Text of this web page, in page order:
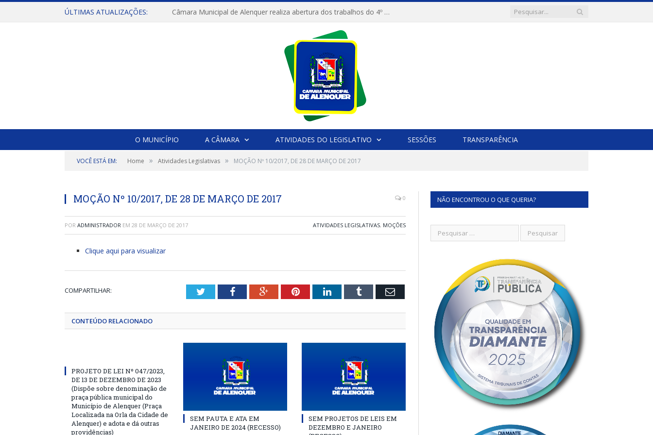
ÚLTIMAS ATUALIZAÇÕES: Câmara Municipal de Alenquer realiza abertura dos trabalhos do 4º Período Legislativo
O MUNICÍPIO A CÂMARA ATIVIDADES DO LEGISLATIVO SESSÕES TRANSPARÊNCIA
VOCÊ ESTÁ EM: Home » Atividades Legislativas » MOÇÃO Nº 10/2017, DE 28 DE MARÇO DE 2017
MOÇÃO Nº 10/2017, DE 28 DE MARÇO DE 2017 0
POR ADMINISTRADOR EM 28 DE MARÇO DE 2017 ATIVIDADES LEGISLATIVAS, MOÇÕES
Clique aqui para visualizar
COMPARTILHAR: TwitterFacebookGoogle+PinterestLinkedInTumblr Email
CONTEÚDO RELACIONADO
PROJETO DE LEI Nº 047/2023,
DE 13 DE DEZEMBRO DE 2023
(Dispõe sobre denominação de
praça pública municipal do
Município de Alenquer (Praça
Localizada na Orla da Cidade de
Alenquer) e adota e dá outras
providências)
SEM PAUTA E ATA EM
JANEIRO DE 2024 (RECESSO)
SEM PROJETOS DE LEIS EM
DEZEMBRO E JANEIRO
NÃO ENCONTROU O QUE QUERIA?